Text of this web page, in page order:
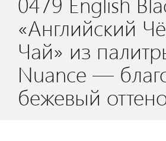
«Английский
Чай» из
Nuance —
бежевый